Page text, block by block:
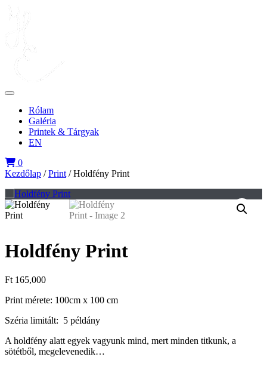
Rólam
Galéria
Printek & Tárgyak
EN
0
Kezdőlap /Print / Holdfény Print
Holdfény Print
Ft165,000
Print mérete: 100cm x 100 cm
Széria limitált: 5 példány
A holdfény alatt egyek vagyunk mind, mert minden titkunk, a
sötétből, megelevenedik…